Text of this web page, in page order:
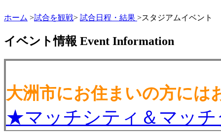
ホーム >試合を観戦> 試合日程・結果 >スタジアムイベント
イベント情報 Event Information
大洲市にお住まいの方には
★マッチシティ＆マッ